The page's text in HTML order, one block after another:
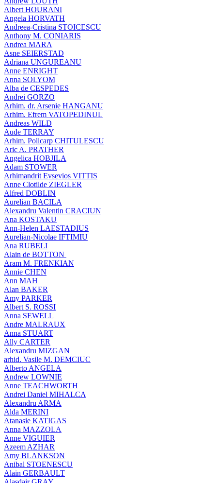
Albert HOURANI
Angela HORVATH
Andreea-Cristina STOICESCU
Anthony M. CONIARIS
Andrea MARA
Asne SEIERSTAD
Adriana UNGUREANU
Anne ENRIGHT
Anna SOLYOM
Alba de CESPEDES
Andrei GORZO
Arhim. dr. Arsenie HANGANU
Arhim. Efrem VATOPEDINUL
Andreas WILD
Aude TERRAY
Arhim. Policarp CHITULESCU
Aric A. PRATHER
Angelica HOBJILA
Adam STOWER
Arhimandrit Evsevios VITTIS
Anne Clotilde ZIEGLER
Alfred DOBLIN
Aurelian BACILA
Alexandru Valentin CRACIUN
Ana KOSTAKU
Ann-Helen LAESTADIUS
Aurelian-Nicolae IFTIMIU
Ana RUBELI
Alain de BOTTON
Aram Μ. FRENKIAN
Annie CHEN
Ann MAH
Alan BAKER
Amy PARKER
Albert S. ROSSI
Anna SEWELL
Andre MALRAUX
Anna STUART
Ally CARTER
Alexandru MIZGAN
arhid. Vasile M. DEMCIUC
Alberto ANGELA
Andrew LOWNIE
Anne TEACHWORTH
Andrei Daniel MIHALCA
Alexandru ARMA
Alda MERINI
Atanasie KATIGAS
Anna MAZZOLA
Anne VIGUIER
Azeem AZHAR
Amy BLANKSON
Anibal STOENESCU
Alain GERBAULT